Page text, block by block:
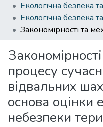
процесу
відвальних
основа оцінки
небезпеки